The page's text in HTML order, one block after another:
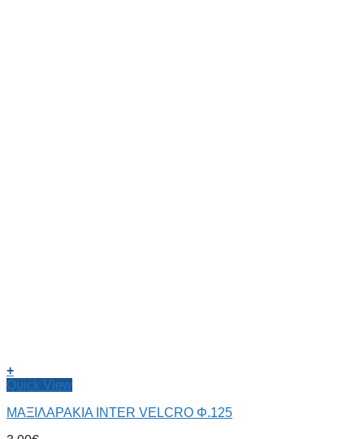
+
Quick View
ΜΑΞΙΛΑΡΑΚΙΑ INTER VELCRO Φ.125